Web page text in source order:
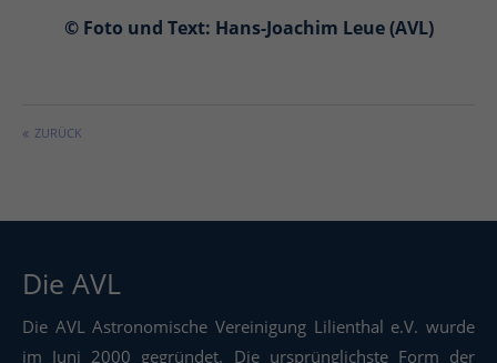
© Foto und Text: Hans-Joachim Leue (AVL)
ZURÜCK
Die AVL
Die AVL Astronomische Vereinigung Lilienthal e.V. wurde
im Juni 2000 gegründet. Die ursprünglichste Form der